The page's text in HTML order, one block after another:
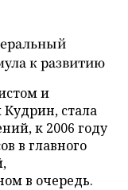
к развитию
и
Кудрин, стала
к 2006 году
в главного
в очередь.